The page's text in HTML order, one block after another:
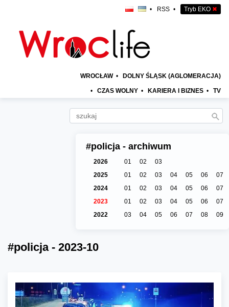
• RSS • Tryb EKO ✖
WROCŁAW • DOLNY ŚLĄSK (AGLOMERACJA)
• CZAS WOLNY • KARIERA I BIZNES • TV
#policja - archiwum
2026 01 02
03
2025
01 02 03 04 05 06
07
2024
01 02 03 04 05 06
07
2023
01 02 03 04 05 06
07
2022
03 04 05 06 07 08 09
#policja - 2023-10